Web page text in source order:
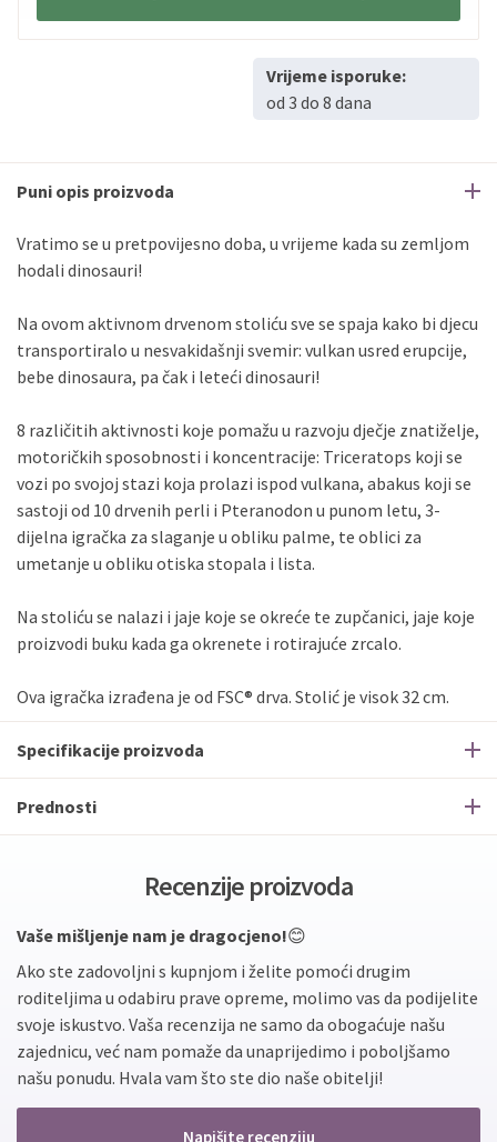
Sve banke Visa
Jednokratno
Jednokratno
Vrijeme isporuke:
od 3 do 8 dana
Puni opis proizvoda
Vratimo se u pretpovijesno doba, u vrijeme kada su zemljom
hodali dinosauri!
Na ovom aktivnom drvenom stoliću sve se spaja kako bi djecu
transportiralo u nesvakidašnji svemir: vulkan usred erupcije,
bebe dinosaura, pa čak i leteći dinosauri!
8 različitih aktivnosti koje pomažu u razvoju dječje znatiželje,
motoričkih sposobnosti i koncentracije: Triceratops koji se
vozi po svojoj stazi koja prolazi ispod vulkana, abakus koji se
sastoji od 10 drvenih perli i Pteranodon u punom letu, 3-
dijelna igračka za slaganje u obliku palme, te oblici za
umetanje u obliku otiska stopala i lista.
Na stoliću se nalazi i jaje koje se okreće te zupčanici, jaje koje
proizvodi buku kada ga okrenete i rotirajuće zrcalo.
Ova igračka izrađena je od FSC® drva. Stolić je visok 32 cm.
Specifikacije proizvoda
Prednosti
Recenzije proizvoda
Vaše mišljenje nam je dragocjeno!😊
Ako ste zadovoljni s kupnjom i želite pomoći drugim
roditeljima u odabiru prave opreme, molimo vas da podijelite
svoje iskustvo. Vaša recenzija ne samo da obogaćuje našu
zajednicu, već nam pomaže da unaprijedimo i poboljšamo
našu ponudu. Hvala vam što ste dio naše obitelji!
Napišite recenziju